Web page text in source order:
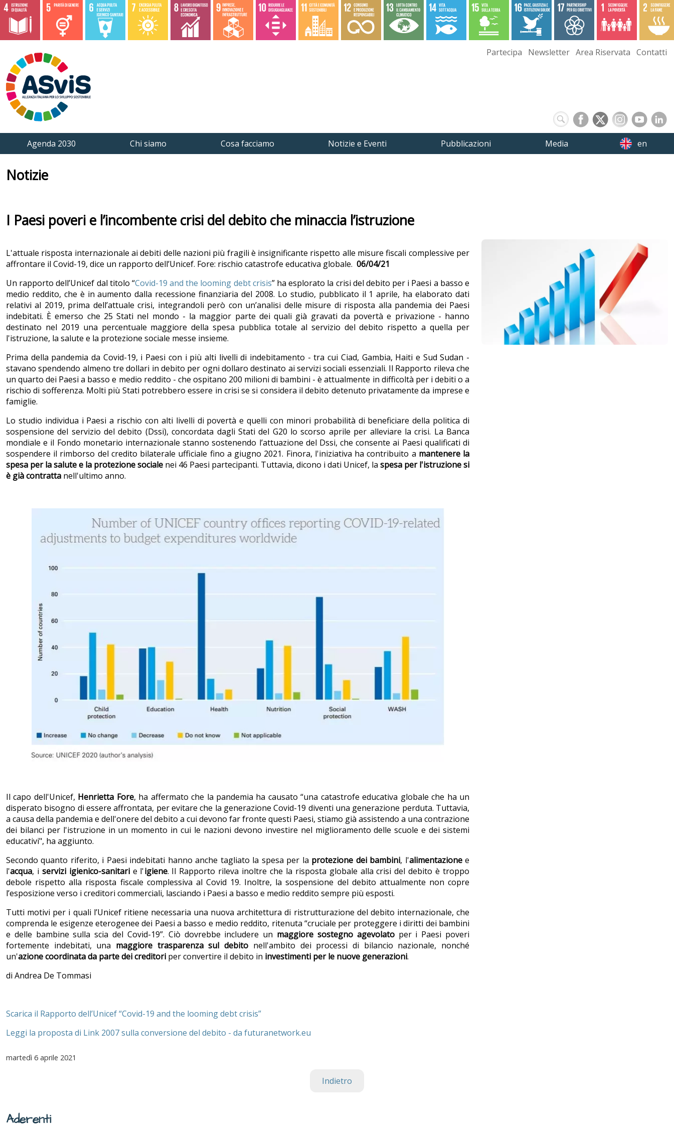
Partecipa Newsletter Area Riservata Contatti
Agenda 2030 Chi siamo Cosa facciamo Notizie e Eventi Pubblicazioni Media en
Notizie
I Paesi poveri e l’incombente crisi del debito che minaccia l’istruzione
L'attuale risposta internazionale ai debiti delle nazioni più fragili è insignificante rispetto alle misure fiscali complessive per
affrontare il Covid-19, dice un rapporto dell’Unicef. Fore: rischio catastrofe educativa globale. 06/04/21
Un rapporto dell’Unicef dal titolo “Covid-19 and the looming debt crisis” ha esplorato la crisi del debito per i Paesi a basso e
medio reddito, che è in aumento dalla recessione finanziaria del 2008. Lo studio, pubblicato il 1 aprile, ha elaborato dati
relativi al 2019, prima dell’attuale crisi, integrandoli però con un’analisi delle misure di risposta alla pandemia dei Paesi
indebitati. È emerso che 25 Stati nel mondo - la maggior parte dei quali già gravati da povertà e privazione - hanno
destinato nel 2019 una percentuale maggiore della spesa pubblica totale al servizio del debito rispetto a quella per
l'istruzione, la salute e la protezione sociale messe insieme.
Prima della pandemia da Covid-19, i Paesi con i più alti livelli di indebitamento - tra cui Ciad, Gambia, Haiti e Sud Sudan -
stavano spendendo almeno tre dollari in debito per ogni dollaro destinato ai servizi sociali essenziali. Il Rapporto rileva che
un quarto dei Paesi a basso e medio reddito - che ospitano 200 milioni di bambini - è attualmente in difficoltà per i debiti o a
rischio di sofferenza. Molti più Stati potrebbero essere in crisi se si considera il debito detenuto privatamente da imprese e
famiglie.
Lo studio individua i Paesi a rischio con alti livelli di povertà e quelli con minori probabilità di beneficiare della politica di
sospensione del servizio del debito (Dssi), concordata dagli Stati del G20 lo scorso aprile per alleviare la crisi. La Banca
mondiale e il Fondo monetario internazionale stanno sostenendo l’attuazione del Dssi, che consente ai Paesi qualificati di
sospendere il rimborso del credito bilaterale ufficiale fino a giugno 2021. Finora, l'iniziativa ha contribuito a mantenere la
spesa per la salute e la protezione sociale nei 46 Paesi partecipanti. Tuttavia, dicono i dati Unicef, la spesa per l'istruzionesi
è già contratta nell'ultimo anno.
Il capo dell'Unicef, Henrietta Fore, ha affermato che la pandemia ha causato “una catastrofe educativa globale che ha un
disperato bisogno di essere affrontata, per evitare che la generazione Covid-19 diventi una generazione perduta. Tuttavia,
a causa della pandemia e dell'onere del debito a cui devono far fronte questi Paesi, stiamo già assistendo a una contrazione
dei bilanci per l'istruzione in un momento in cui le nazioni devono investire nel miglioramento delle scuole e dei sistemi
educativi", ha aggiunto.
Secondo quanto riferito, i Paesi indebitati hanno anche tagliato la spesa per la protezione dei bambini, l'alimentazionee
l'acqua, i servizi igienico-sanitarie l'igiene. Il Rapporto rileva inoltre che la risposta globale alla crisi del debito è troppo
debole rispetto alla risposta fiscale complessiva al Covid 19. Inoltre, la sospensione del debito attualmente non copre
l’esposizione verso i creditori commerciali, lasciando i Paesi a basso e medio reddito sempre più esposti.
Tutti motivi per i quali l’Unicef ritiene necessaria una nuova architettura di ristrutturazione del debito internazionale, che
comprenda le esigenze eterogenee dei Paesi a basso e medio reddito, ritenuta “cruciale per proteggere i diritti dei bambini
e delle bambine sulla scia del Covid-19”. Ciò dovrebbe includere un maggiore sostegno agevolatoper i Paesi poveri
fortemente indebitati, una maggiore trasparenza sul debito nell'ambito dei processi di bilancio nazionale, nonché
un'azione coordinata da parte dei creditori per convertire il debito in investimenti per le nuove generazioni.
di Andrea De Tommasi
Scarica il Rapporto dell’Unicef “Covid-19 and the looming debt crisis”
Leggi la proposta di Link 2007 sulla conversione del debito - da futuranetwork.eu
martedì 6 aprile 2021
Indietro
Aderenti